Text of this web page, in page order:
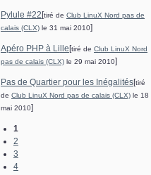
Pylule #22 [tiré de Club LinuX Nord pas de
calais (CLX) le 31 mai 2010]
Apéro PHP à Lille [tiré de Club LinuX Nord
pas de calais (CLX) le 29 mai 2010]
Pas de Quartier pour les Inégalités[tiré
de Club LinuX Nord pas de calais (CLX) le 18
mai 2010]
1
2
3
4